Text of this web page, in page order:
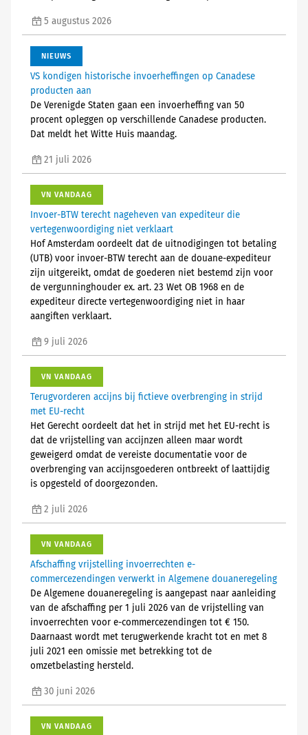
5 augustus 2026
NIEUWS
VS kondigen historische invoerheffingen op Canadese
producten aan
De Verenigde Staten gaan een invoerheffing van 50
procent opleggen op verschillende Canadese producten.
Dat meldt het Witte Huis maandag.
21 juli 2026
VN VANDAAG
Invoer-BTW terecht nageheven van expediteur die
vertegenwoordiging niet verklaart
Hof Amsterdam oordeelt dat de uitnodigingen tot betaling
(UTB) voor invoer-BTW terecht aan de douane-expediteur
zijn uitgereikt, omdat de goederen niet bestemd zijn voor
de vergunninghouder ex. art. 23 Wet OB 1968 en de
expediteur directe vertegenwoordiging niet in haar
aangiften verklaart.
9 juli 2026
VN VANDAAG
Terugvorderen accijns bij fictieve overbrenging in strijd
met EU-recht
Het Gerecht oordeelt dat het in strijd met het EU-recht is
dat de vrijstelling van accijnzen alleen maar wordt
geweigerd omdat de vereiste documentatie voor de
overbrenging van accijnsgoederen ontbreekt of laattijdig
is opgesteld of doorgezonden.
2 juli 2026
VN VANDAAG
Afschaffing vrijstelling invoerrechten e-
commercezendingen verwerkt in Algemene douaneregeling
De Algemene douaneregeling is aangepast naar aanleiding
van de afschaffing per 1 juli 2026 van de vrijstelling van
invoerrechten voor e-commercezendingen tot € 150.
Daarnaast wordt met terugwerkende kracht tot en met 8
juli 2021 een omissie met betrekking tot de
omzetbelasting hersteld.
30 juni 2026
VN VANDAAG